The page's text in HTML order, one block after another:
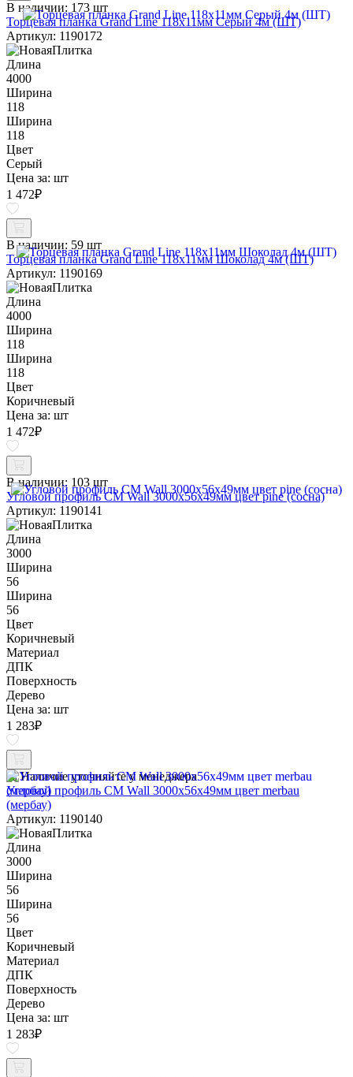
В наличии: 173 шт
Торцевая планка Grand Line 118х11мм Серый 4м (ШТ)
Артикул: 1190172
Длина
4000
Ширина
118
Ширина
118
Цвет
Серый
Цена за: шт
1 472₽
В наличии: 59 шт
Торцевая планка Grand Line 118х11мм Шоколад 4м (ШТ)
Артикул: 1190169
Длина
4000
Ширина
118
Ширина
118
Цвет
Коричневый
Цена за: шт
1 472₽
В наличии: 103 шт
Угловой профиль CM Wall 3000х56х49мм цвет pine (сосна)
Артикул: 1190141
Длина
3000
Ширина
56
Ширина
56
Цвет
Коричневый
Материал
ДПК
Поверхность
Дерево
Цена за: шт
1 283₽
Наличие уточняйте у менеджера
Угловой профиль CM Wall 3000х56х49мм цвет merbau
(мербау)
Артикул: 1190140
Длина
3000
Ширина
56
Ширина
56
Цвет
Коричневый
Материал
ДПК
Поверхность
Дерево
Цена за: шт
1 283₽